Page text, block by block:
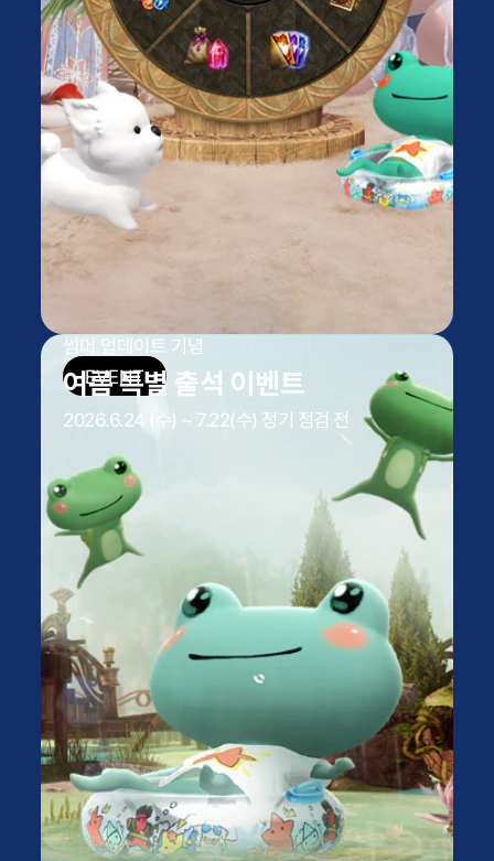
썸머 업데이트 기념
여름 특별 출석 이벤트
2026.6.24 (수) ~ 7.22(수) 정기 점검 전